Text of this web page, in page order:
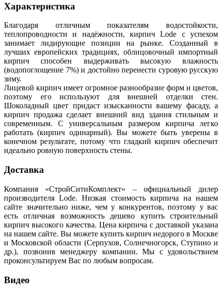
Характеристика
Благодаря отличным показателям водостойкости,
теплопроводности и надёжности, кирпич Lode с успехом
занимает лидирующие позиции на рынке. Созданный в
лучших европейских традициях, облицовочный импортный
кирпич способен выдерживать высокую влажность
(водопоглощение 7%) и достойно перенести суровую русскую
зиму.
Лицевой кирпич имеет огромное разнообразие форм и цветов,
поэтому его используют для внешней отделки стен.
Шоколадный цвет придаст изысканности вашему фасаду, а
кирпич продажа сделает внешний вид здания стильным и
современным. С универсальным размером кирпича легко
работать (кирпич одинарный). Вы можете быть уверены в
конечном результате, потому что гладкий кирпич обеспечит
идеально ровную поверхность стены.
Доставка
Компания «СтройСитиКомплект» – официальный дилер
производителя Lode. Низкая стоимость кирпича на нашем
сайте значительно ниже, чем у конкурентов, поэтому у вас
есть отличная возможность дешево купить строительный
кирпич высокого качества. Цена кирпича с доставкой указана
на нашем сайте. Вы можете купить кирпич недорого в Москве
и Московской области (Серпухов, Солнечногорск, Ступино и
др.), позвонив менеджеру компании. Мы с удовольствием
проконсультируем Вас по любым вопросам.
Видео